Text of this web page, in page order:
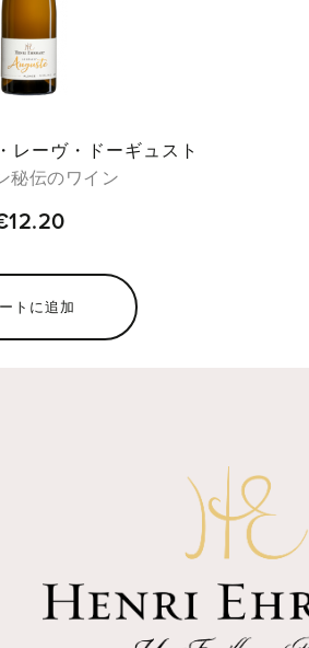
レーヴ・ドーギュスト
秘伝のワイン
トに追加